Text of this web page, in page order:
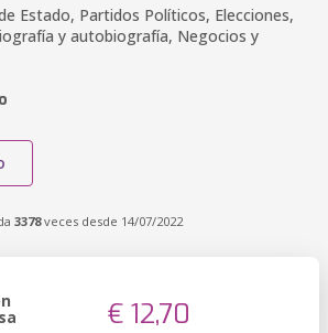
Estado, Partidos Políticos, Elecciones,
y autobiografía, Negocios y
3378veces desde 14/07/2022
€ 12,70